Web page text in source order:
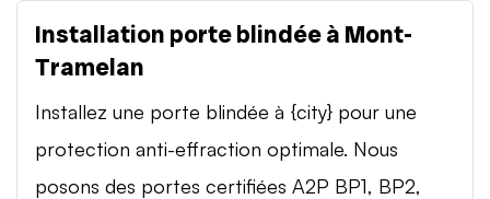
Installation porte blindée à Mont-
Tramelan
Installez une porte blindée à {city} pour une
protection anti-effraction optimale. Nous
posons des portes certifiées A2P BP1, BP2,